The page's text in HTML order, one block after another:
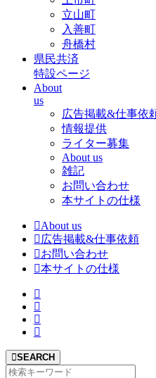
立山町
入善町
舟橋村
県民共済
特設ページ
About
us
広告掲載&仕事依
情報提供
ライター募集
About us
雑記
お問い合わせ
本サイトの仕様
About us
広告掲載&仕事依頼
お問い合わせ
本サイトの仕様
SEARCH